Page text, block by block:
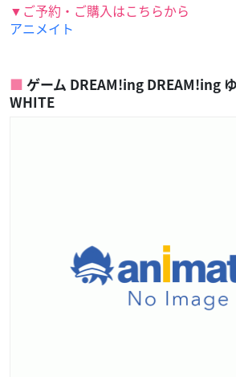
▼ご予約・ご購入はこちらから
アニメイト
ゲーム DREAM!ing DREAM!ing
WHITE